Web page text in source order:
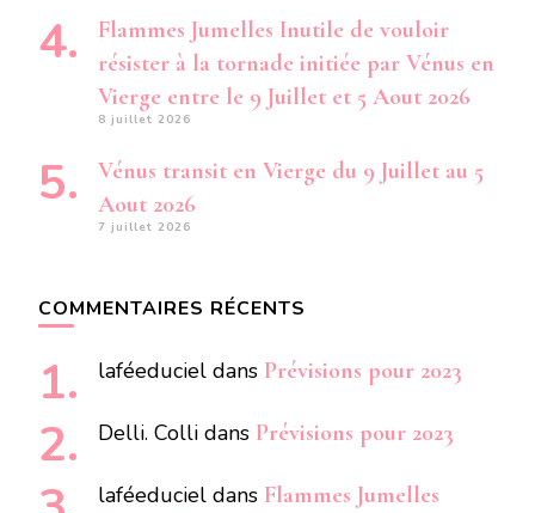
Flammes Jumelles Inutile de vouloir
résister à la tornade initiée par Vénus en
Vierge entre le 9 Juillet et 5 Aout 2026
8 juillet 2026
Vénus transit en Vierge du 9 Juillet au 5
Aout 2026
7 juillet 2026
COMMENTAIRES RÉCENTS
laféeduciel dans Prévisions pour 2023
Delli. Colli dans Prévisions pour 2023
laféeduciel dans Flammes Jumelles